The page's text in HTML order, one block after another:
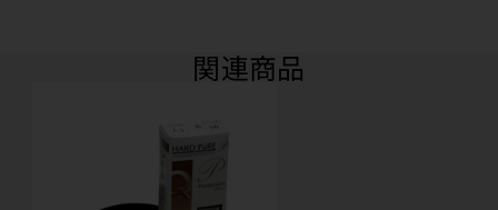
関連商品